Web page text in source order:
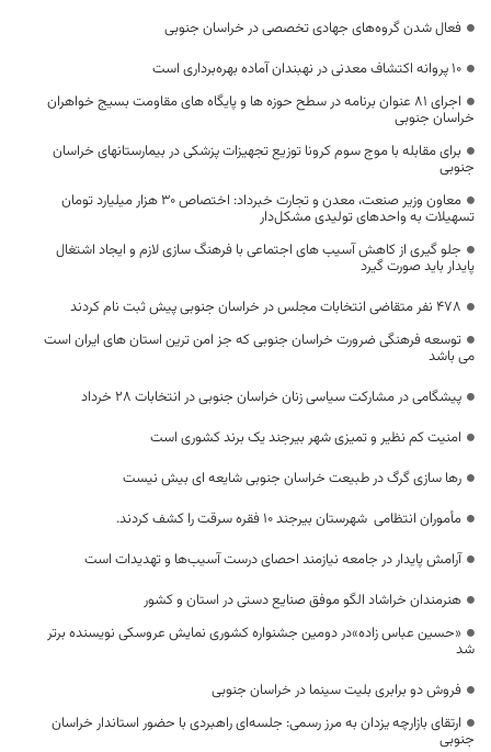
فعال شدن گروه‌های جهادی تخصصی در خراسان جنوبی
۱۰ پروانه اکتشاف معدنی در نهبندان آماده بهره‌برداری است
اجرای ۸۱ عنوان برنامه در سطح حوزه ها و پایگاه های مقاومت بسیج خواهران
خراسان جنوبی
برای مقابله با موج سوم کرونا توزیع تجهیزات پزشکی در بیمارستانهای خراسان
جنوبی
معاون وزیر صنعت، معدن و تجارت خبرداد: اختصاص 30 هزار میلیارد تومان
تسهیلات به واحدهای تولیدی مشکل‌دار
جلو گیری از کاهش آسیب های اجتماعی با فرهنگ سازی لازم و ایجاد اشتغال
پایدار باید صورت گیرد
۴۷۸ نفر متقاضی انتخابات مجلس در خراسان جنوبی پیش ثبت نام کردند
توسعه فرهنگی ضرورت خراسان جنوبی که جز امن ترین استان های ایران است
می باشد
پیشگامی در مشارکت سیاسی زنان خراسان جنوبی در انتخابات 28 خرداد
امنیت کم نظیر و تمیزی شهر بیرجند یک برند کشوری است
رها سازی گرگ در طبیعت خراسان جنوبی شایعه ای بیش نیست
مأموران انتظامی شهرستان بیرجند ۱۰ فقره سرقت را کشف کردند.
آرامش پایدار در جامعه نیازمند احصای درست آسیب‌ها و تهدیدات است
هنرمندان خراشاد الگو موفق صنایع دستی در استان و کشور
«حسین عباس زاده»در دومین جشنواره کشوری نمایش عروسکی نویسنده برتر
شد
فروش دو برابری بلیت سینما در خراسان جنوبی
ارتقای بازارچه یزدان به مرز رسمی: جلسه‌ای راهبردی با حضور استاندار خراسان
جنوبی